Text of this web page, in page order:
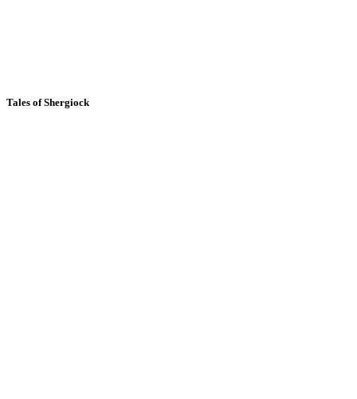
Tales of Shergiock